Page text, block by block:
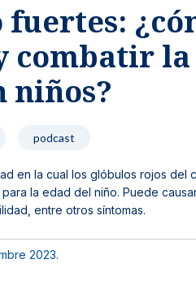
fuertes:
combatir la
niños?
podcast
en la cual los glóbulos rojos del
la edad del niño. Puede
entre otros síntomas.
2023.